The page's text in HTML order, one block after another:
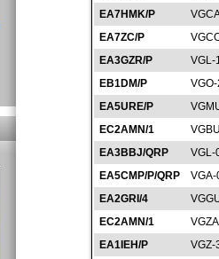
EA7HMK/P
EA7ZC/P
EA3GZR/P
VGL-
EB1DM/P
EA5URE/P
EC2AMN/1
EA3BBJ/QRP
VGL-
EA5CMP/P/QRP
EA2GRI/4
EC2AMN/1
EA1IEH/P
VGZ-